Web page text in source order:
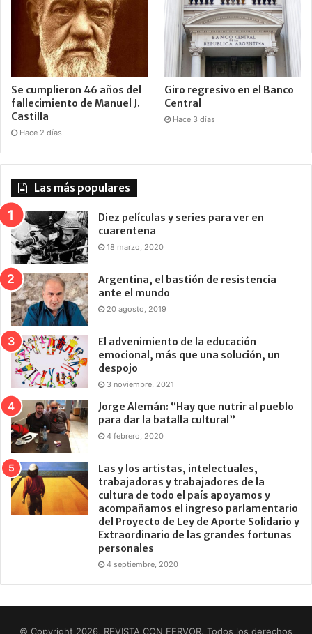
Se cumplieron 46 años del
fallecimiento de Manuel J.
Castilla
Hace 2 días
Giro regresivo en el Banco
Central
Hace 3 días
Las más populares
Diez películas y series para ver en
cuarentena
18 marzo, 2020
Argentina, el bastión de resistencia
ante el mundo
20 agosto, 2019
El advenimiento de la educación
emocional, más que una solución, un
despojo
3 noviembre, 2021
Jorge Alemán: “Hay que nutrir al pueblo
para dar la batalla cultural”
4 febrero, 2020
Las y los artistas, intelectuales,
trabajadoras y trabajadores de la
cultura de todo el país apoyamos y
acompañamos el ingreso parlamentario
del Proyecto de Ley de Aporte Solidario y
Extraordinario de las grandes fortunas
personales
4 septiembre, 2020
© Copyright 2026, REVISTA CON FERVOR. Todos los derechos